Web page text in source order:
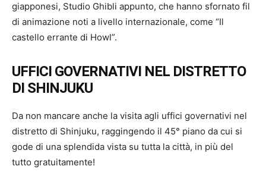
giapponesi, Studio Ghibli appunto, che hanno sfornato fil
di animazione noti a livello internazionale, come “Il
castello errante di Howl”.
UFFICI GOVERNATIVI NEL DISTRETTO
DI SHINJUKU
Da non mancare anche la visita agli uffici governativi nel
distretto di Shinjuku, raggingendo il 45° piano da cui si
gode di una splendida vista su tutta la città, in più del
tutto gratuitamente!